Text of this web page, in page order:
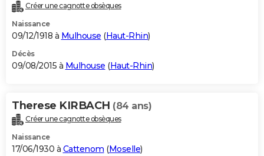
Créer une cagnotte obsèques
Naissance
09/12/1918 à Mulhouse (Haut-Rhin)
Décès
09/08/2015 à Mulhouse (Haut-Rhin)
Therese KIRBACH (84 ans)
Créer une cagnotte obsèques
Naissance
17/06/1930 à Cattenom (Moselle)